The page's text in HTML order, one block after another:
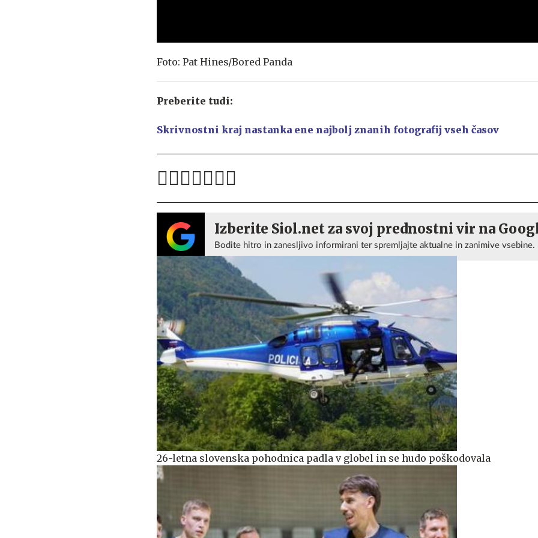
Foto: Pat Hines/Bored Panda
Preberite tudi:
Skrivnostni kraj nastanka ene najbolj znanih fotografij vseh časov
Izberite Siol.net za svoj prednostni vir na
Bodite hitro in zanesljivo informirani ter spremljajte aktualne in zanimive vsebine.
26-letna slovenska pohodnica padla v globel in se hudo poškodovala